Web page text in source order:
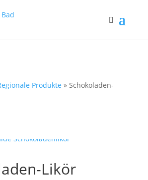
Produkte » Schokoladen-
Likör